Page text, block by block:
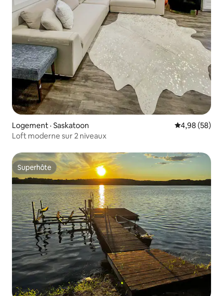
Logement · Saskatoon Note
4,98 (58)
Loft moderne sur 2 niveaux
Superhôte
Superhôte